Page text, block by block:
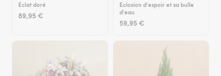
Eclat doré
89,95 €
Eclosion d'espoir et sa bulle
d'eau
59,95 €